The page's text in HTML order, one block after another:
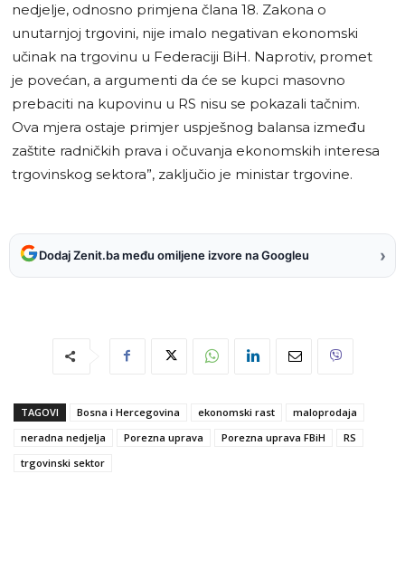
nedjelje, odnosno primjena člana 18. Zakona o
unutarnjoj trgovini, nije imalo negativan ekonomski
učinak na trgovinu u Federaciji BiH. Naprotiv, promet
je povećan, a argumenti da će se kupci masovno
prebaciti na kupovinu u RS nisu se pokazali tačnim.
Ova mjera ostaje primjer uspješnog balansa između
zaštite radničkih prava i očuvanja ekonomskih interesa
trgovinskog sektora”, zaključio je ministar trgovine.
Dodaj Zenit.ba među omiljene izvore na Googleu ›
TAGOVI Bosna i Hercegovina ekonomski rast
maloprodaja
neradna nedjelja
Porezna uprava Porezna uprava FBiH
RS
trgovinski sektor